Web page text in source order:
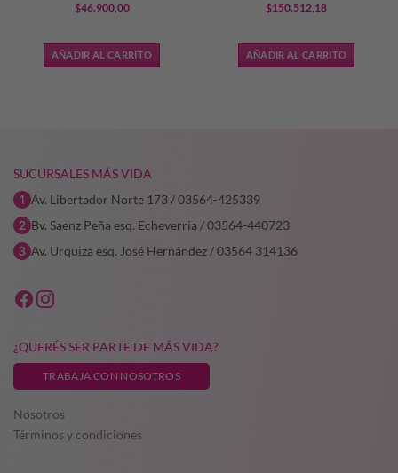
$46.900,00
AÑADIR AL CARRITO
$150.512,18
AÑADIR AL CARRITO
SUCURSALES MÁS VIDA
Av. Libertador Norte 173 / 03564-425339
Bv. Saenz Peña esq. Echeverría / 03564-440723
Av. Urquiza esq. José Hernández / 03564 314136
¿QUERÉS SER PARTE DE MÁS VIDA?
TRABAJA CON NOSOTROS
Nosotros
Términos y condiciones